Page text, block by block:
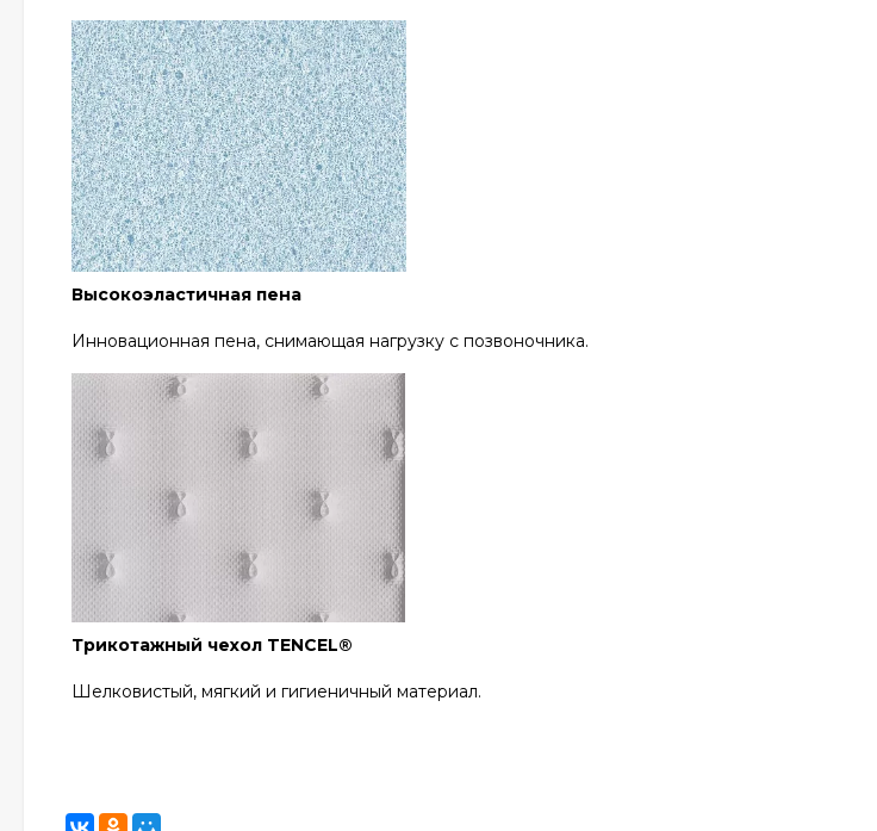
Высокоэластичная пена
Инновационная пена, снимающая нагрузку с позвоночника.
Трикотажный чехол TENCEL®
Шелковистый, мягкий и гигиеничный материал.